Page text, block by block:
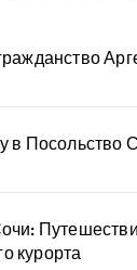
в
курорта